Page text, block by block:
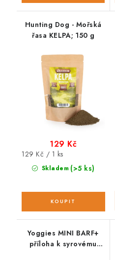
Hunting Dog - Mořská
řasa KELPA; 150 g
Skladem (>5 ks)
129 Kč
Měrná
cena:
129 Kč / 1 ks
Yoggies MINI BARF+
příloha k syrovému